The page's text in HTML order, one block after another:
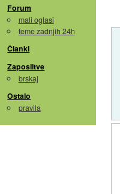
Forum
mali oglasi
teme zadnjih 24h
Članki
Zaposlitve
brskaj
Ostalo
pravila